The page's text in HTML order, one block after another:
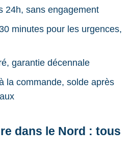
24h, sans engagement
minutes pour les urgences,
garantie décennale
la commande, solde après
dans le Nord : tous